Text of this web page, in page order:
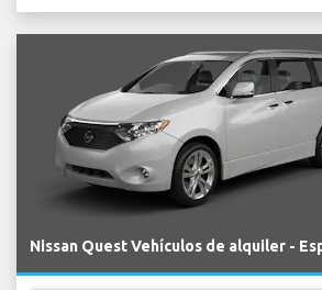
Nissan Quest Vehículos de alquiler -